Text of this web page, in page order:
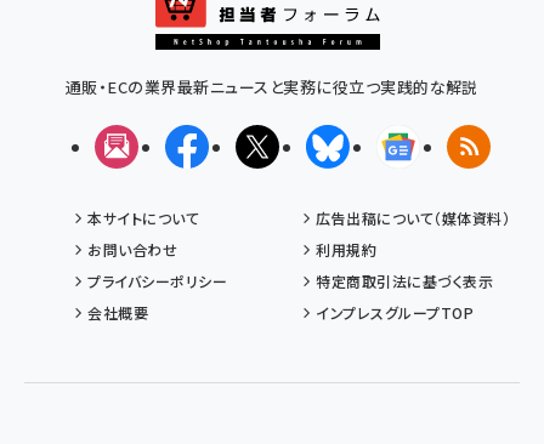
通販・ECの業界最新ニュースと実務に役立つ実践的な解説
メルマガFacebookX(エックス)BlueskyGoogleニュ
RSS
本サイトについて
広告出稿について（媒体資料）
お問い合わせ
利用規約
プライバシーポリシー
特定商取引法に基づく表示
会社概要
インプレスグループTOP